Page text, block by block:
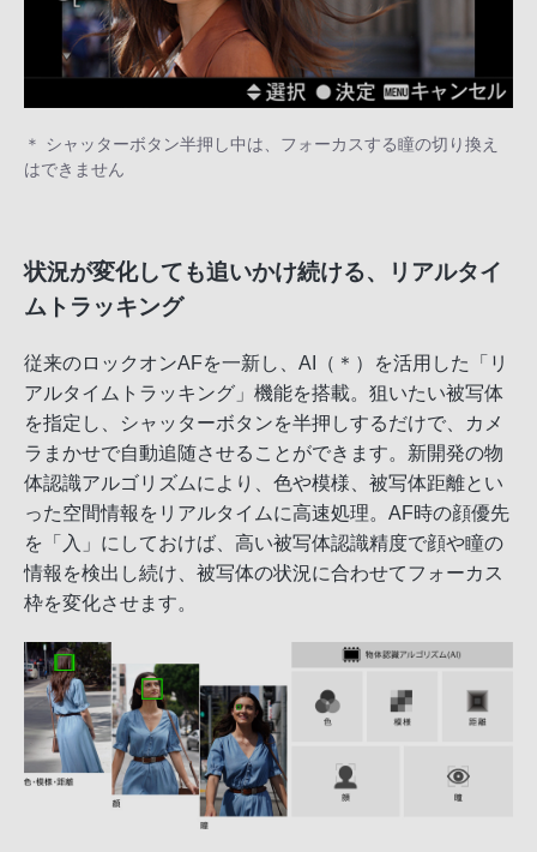
＊ シャッターボタン半押し中は、フォーカスする瞳の切り換え
はできません
状況が変化しても追いかけ続ける、リアルタイ
ムトラッキング
従来のロックオンAFを一新し、AI（＊）を活用した「リ
アルタイムトラッキング」機能を搭載。狙いたい被写体
を指定し、シャッターボタンを半押しするだけで、カメ
ラまかせで自動追随させることができます。新開発の物
体認識アルゴリズムにより、色や模様、被写体距離とい
った空間情報をリアルタイムに高速処理。AF時の顔優先
を「入」にしておけば、高い被写体認識精度で顔や瞳の
情報を検出し続け、被写体の状況に合わせてフォーカス
枠を変化させます。